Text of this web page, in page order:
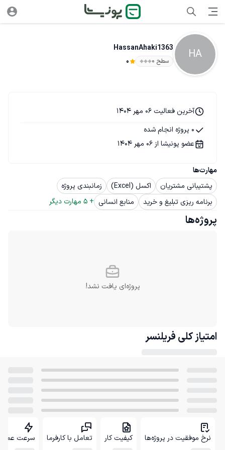
HA
HassanAhaki1363
سطح ۰ 0
مهارت‌ها
پشتیبانی مشتریان
اکسل (Excel)
زمانبندی پروژه
برنامه ریزی تبلیغ و خرید
منابع انسانی +
5 مهارت دیگر
آخرین فعالیت 06 مهر 1404
0 پروژه انجام شده
عضو پونیشا از 06 مهر 1404
پروژه‌ها
پروژه‌ای یافت نشد!
امتیاز کلی فریلنسر
نرخ موفقیت در پروژه‌ها کیفیت کار تعامل با کارفرما سرعت عمل